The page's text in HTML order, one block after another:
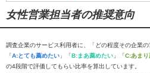
女性営業担当者の推奨意向
調査企業のサービス利用者に、「どの程度その企業
「A:とても薦めたい 」「B:まあ薦めたい 」「C:あま
の4段階で評価してもらい比率を算出しています。